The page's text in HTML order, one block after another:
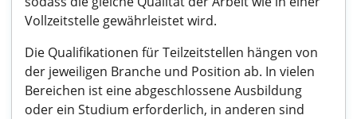
Vollzeitstelle gewährleistet wird.
Die Qualifikationen für Teilzeitstellen hängen von
der jeweiligen Branche und Position ab. In vielen
Bereichen ist eine abgeschlossene Ausbildung
oder ein Studium erforderlich, in anderen sind